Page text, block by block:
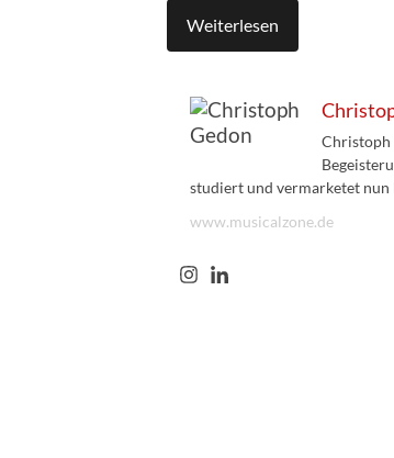
Weiterlesen
Christoph
studiert und vermarketet nun
www.musicalzone.de